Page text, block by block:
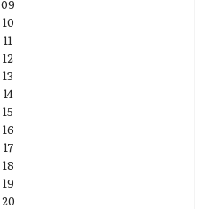
09
10
11
12
13
14
15
16
17
18
19
20